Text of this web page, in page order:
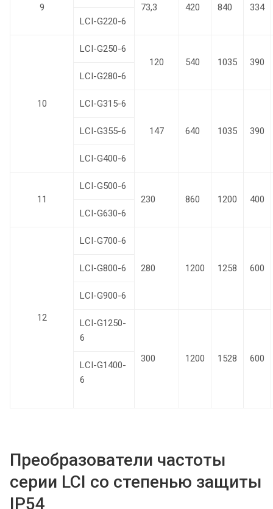
9
73,3
420 840
334
LCI-G220-6
10
LCI-G250-6
120
540 1035
390
LCI-G280-6
LCI-G315-6
147 640 1035 390
LCI-G355-6
LCI-G400-6
11
LCI-G500-6
230
860 1200
400
LCI-G630-6
12
LCI-G700-6
280 1200 1258 600
LCI-G800-6
LCI-G900-6
LCI-G1250-
6
300
1200 1528 600
LCI-G1400-
6
Преобразователи частоты
серии LCI со степенью защиты
IP54